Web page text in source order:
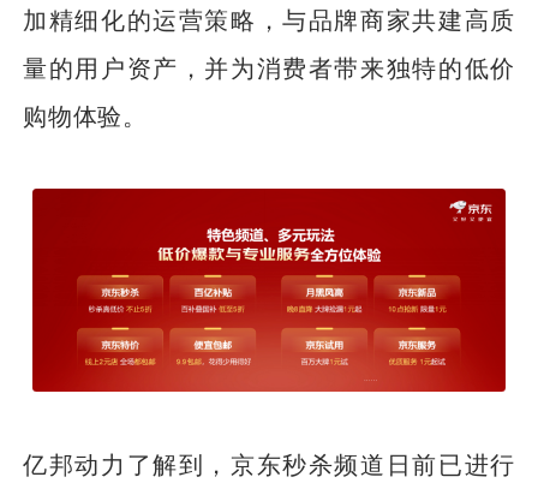
加精细化的运营策略，与品牌商家共建高质
量的用户资产，并为消费者带来独特的低价
购物体验。
亿邦动力了解到，京东秒杀频道日前已进行